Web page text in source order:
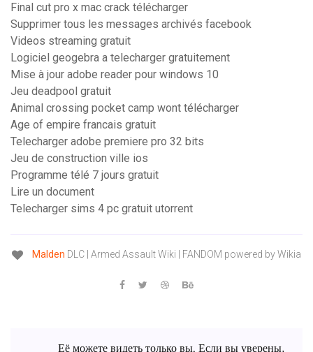
Final cut pro x mac crack télécharger
Supprimer tous les messages archivés facebook
Videos streaming gratuit
Logiciel geogebra a telecharger gratuitement
Mise à jour adobe reader pour windows 10
Jeu deadpool gratuit
Animal crossing pocket camp wont télécharger
Age of empire francais gratuit
Telecharger adobe premiere pro 32 bits
Jeu de construction ville ios
Programme télé 7 jours gratuit
Lire un document
Telecharger sims 4 pc gratuit utorrent
Malden DLC | Armed Assault Wiki | FANDOM powered by Wikia
Её можете видеть только вы. Если вы уверены,